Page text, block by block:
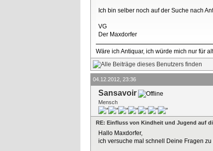
Ich bin selber noch auf der Suche nach
VG
Der Maxdorfer
Wäre ich Antiquar, ich würde mich nur für
04.12.2012, 23:36
Sansavoir
Mensch
RE: Einfluss von Kindheit und Jugend auf
Hallo Maxdorfer,
ich versuche mal schnell Deine Fragen zu